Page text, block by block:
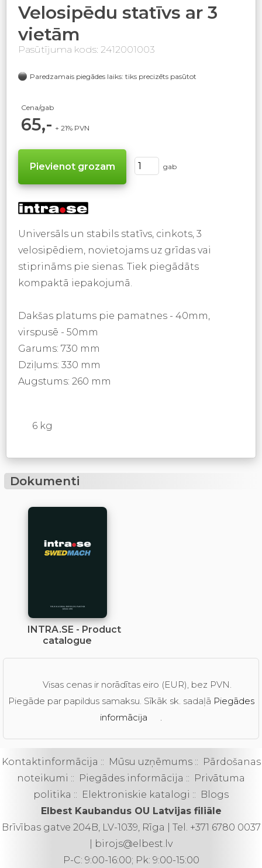
Velosipēdu statīvs ar 3
vietām
Pasūtījuma kods: 2412001003
Paredzamais piegādes laiks: tiks precizēts pasūtot
Cena/gab
65,- + 21% PVN
gab
Universāls un stabils statīvs, cinkots, 3
velosipēdiem, novietojams uz grīdas vai
stiprināms pie sienas. Tiek piegādāts
kompaktā iepakojumā.
Dakšas platums pie pamatnes - 40mm,
virspusē - 50mm
Garums: 730 mm
Dziļums: 330 mm
Augstums: 260 mm
6 kg
Dokumenti
INTRA.SE - Product
catalogue
Visas cenas ir norādītas eiro (EUR), bez PVN.
Piegāde par papildus samaksu. Sīkāk sk. sadaļā Piegādes
informācija
Kontaktinformācija :: Mūsu uzņēmums:: Pārdošanas
noteikumi :: Piegādes informācija :: Privātuma
politika :: Elektroniskie katalogi :: Blogs
Elbest Kaubandus OU Latvijas filiāle
Brīvības gatve 204B, LV-1039, Rīga | Tel. +371 6780 0037
| birojs@elbest.lv
P-C: 9:00-16:00; Pk: 9:00-15:00